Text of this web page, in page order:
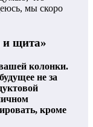
мы скоро
и щита»
колонки.
не за
кроме